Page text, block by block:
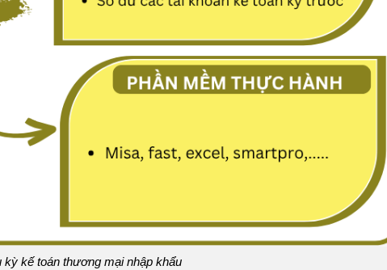
kỳ kế toán thương mại nhập khẩu